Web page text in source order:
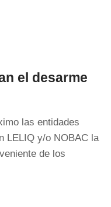
el desarme
las entidades
LELIQ y/o NOBAC la
de los